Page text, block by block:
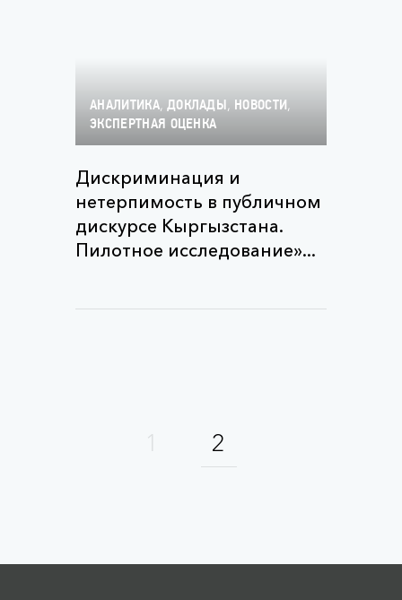
АНАЛИТИКА, ДОКЛАДЫ , НОВОСТИ,
ЭКСПЕРТНАЯ ОЦЕНКА
Дискриминация и
нетерпимость в публичном
дискурсе Кыргызстана.
Пилотное исследование»...
1 2